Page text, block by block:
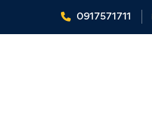
0917571711
Home Tin tức - Sự